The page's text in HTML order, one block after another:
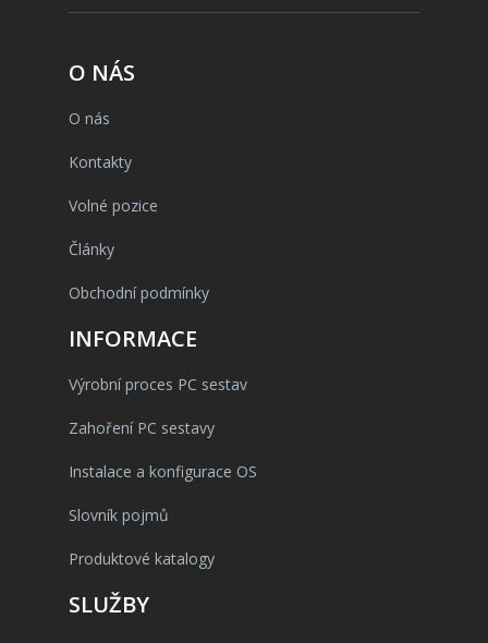
O NÁS
O nás
Kontakty
Volné pozice
Články
Obchodní podmínky
INFORMACE
Výrobní proces PC sestav
Zahoření PC sestavy
Instalace a konfigurace OS
Slovník pojmů
Produktové katalogy
SLUŽBY